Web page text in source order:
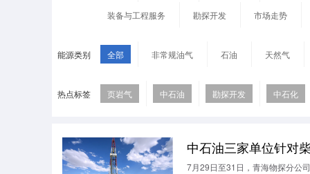
装备与工程服务 勘探开发 市场走势
能源类别 全部 非常规油气 石油 天然气
热点标签 页岩气 中石油 勘探开发 中石化
中石油三家单位针对
7月29日至31日，青海物探分公